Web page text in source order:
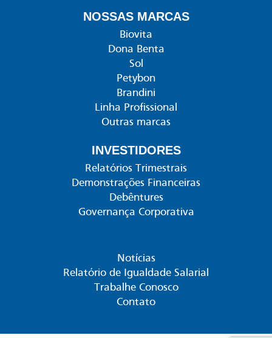
NOSSAS MARCAS
Biovita
Dona Benta
Sol
Petybon
Brandini
Linha Profissional
Outras marcas
INVESTIDORES
Relatórios Trimestrais
Demonstrações Financeiras
Debêntures
Governança Corporativa
Notícias
Relatório de Igualdade Salarial
Trabalhe Conosco
Contato